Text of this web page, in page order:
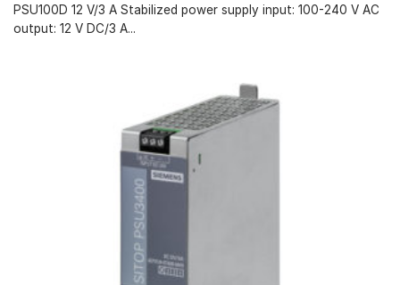
PSU100D 12 V/3 A Stabilized power supply input: 100-240 V AC
output: 12 V DC/3 A...